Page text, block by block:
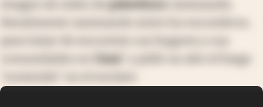
para tratar de encontrar sus hogares y sus
Gaza
" y pidió un alto el fuego